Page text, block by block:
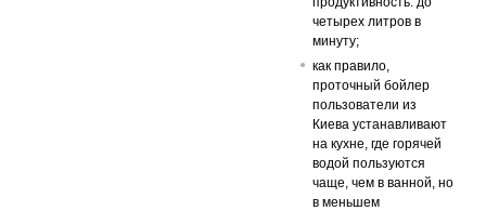
четырех литров в
минуту;
как правило,
проточный бойлер
пользователи из
Киева устанавливают
на кухне, где горячей
водой пользуются
чаще, чем в ванной, но
в меньшем